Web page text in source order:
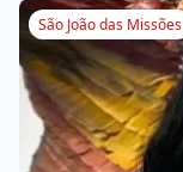
São João das Missões